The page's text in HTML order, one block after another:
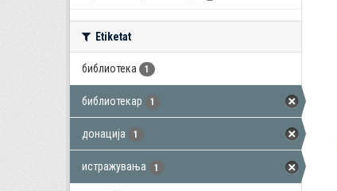
Etiketat
библиотека 1
библиотекар 1
донација 1
истражувања 1